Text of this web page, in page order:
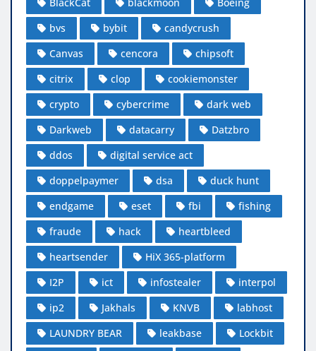
bvs
bybit
candycrush
Canvas
cencora
chipsoft
citrix
clop
cookiemonster
crypto
cybercrime
dark web
Darkweb
datacarry
Datzbro
ddos
digital service act
doppelpaymer
dsa
duck hunt
endgame
eset fbi
fishing
fraude
hack
heartbleed
heartsender
HiX 365-platform
I2P
ict infostealer
interpol
ip2
Jakhals KNVB
labhost
LAUNDRY BEAR
leakbase
Lockbit